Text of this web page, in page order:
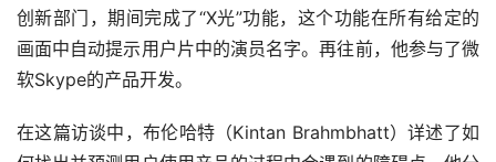
创新部门，期间完成了“X光”功能，这个功能在所有给定的
画面中自动提示用户片中的演员名字。再往前，他参与了微
软Skype的产品开发。
在这篇访谈中，布伦哈特（Kintan Brahmbhatt）详述了如